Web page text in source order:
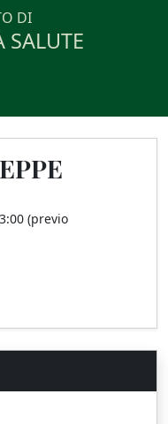
DI
SALUTE
(previo